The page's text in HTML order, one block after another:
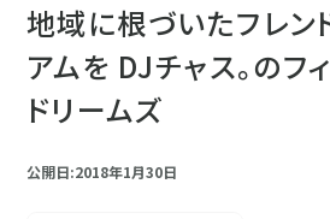
地域に根づいたフレン
アムを DJチャス。のフ
ドリームズ
公開日:2018年1月30日